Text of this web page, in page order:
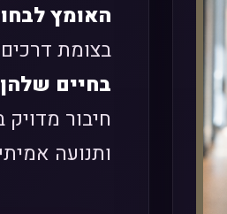
האומץ
בצומת
בחיים שלהן
חיבור מדויק
ותנועה